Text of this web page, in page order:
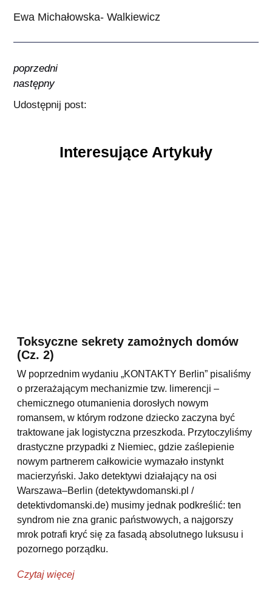
Ewa Michałowska- Walkiewicz
poprzedni
następny
Udostępnij post:
Interesujące Artykuły
Toksyczne sekrety zamożnych domów
(Cz. 2)
W poprzednim wydaniu „KONTAKTY Berlin” pisaliśmy
o przerażającym mechanizmie tzw. limerencji –
chemicznego otumanienia dorosłych nowym
romansem, w którym rodzone dziecko zaczyna być
traktowane jak logistyczna przeszkoda. Przytoczyliśmy
drastyczne przypadki z Niemiec, gdzie zaślepienie
nowym partnerem całkowicie wymazało instynkt
macierzyński. Jako detektywi działający na osi
Warszawa–Berlin (detektywdomanski.pl /
detektivdomanski.de) musimy jednak podkreślić: ten
syndrom nie zna granic państwowych, a najgorszy
mrok potrafi kryć się za fasadą absolutnego luksusu i
pozornego porządku.
Czytaj więcej